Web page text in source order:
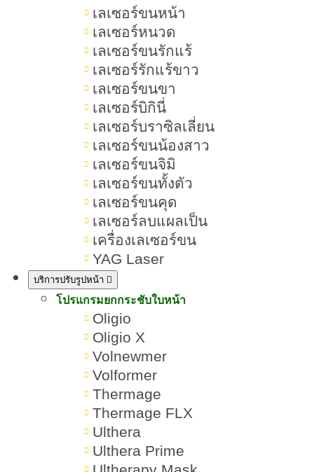
เลเซอร์ขนหน้า
เลเซอร์หนวด
เลเซอร์ขนรักแร้
เลเซอร์รักแร้ขาว
เลเซอร์ขนขา
เลเซอร์บิกินี่
เลเซอร์บราซิลเลี่ยน
เลเซอร์ขนน้องสาว
เลเซอร์ขนจิมิ
เลเซอร์ขนทั้งตัว
เลเซอร์ขนคุด
เลเซอร์ลบแผลเป็น
เครื่องเลเซอร์ขน
YAG Laser
บริการปรับรูปหน้า
โปรแกรมยกกระชับใบหน้า
Oligio
Oligio X
Volnewmer
Volformer
Thermage
Thermage FLX
Ulthera
Ulthera Prime
สารบัญเนื้อหา สิว
สิวคืออะไร วิธีรักษาสิว มีอะไรบ้าง
หยุดการเกิดสิวซ้ำซาก
สิวคืออะไร เกิดจากอะไร
สิวมีกี่ประเภท อะไรบ้าง
อาการของสิวเป็นอย่างไร
แนะนำวิธีรักษาสิว ผิวหน้าเนียนใส
วิธีป้องกันไม่ให้เกิดสิวทำอย่างไร
การมีสิวส่งผลกระทบอะไรบ้าง
สรุปเกี่ยวกับสิวคืออะไร วิธีรักษาสิว
สิวคืออะไร วิธีรักษาสิว มีอะไร
บ้าง หยุดการเกิดสิวซ้ำซาก